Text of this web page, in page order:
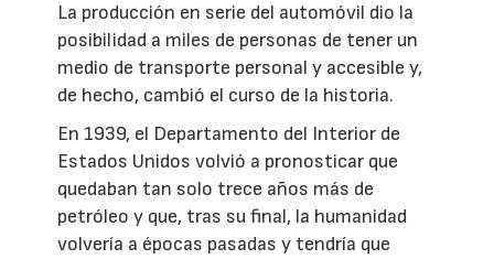
La producción en serie del automóvil dio la
posibilidad a miles de personas de tener un
medio de transporte personal y accesible y,
de hecho, cambió el curso de la historia.
En 1939, el Departamento del Interior de
Estados Unidos volvió a pronosticar que
quedaban tan solo trece años más de
petróleo y que, tras su final, la humanidad
volvería a épocas pasadas y tendría que